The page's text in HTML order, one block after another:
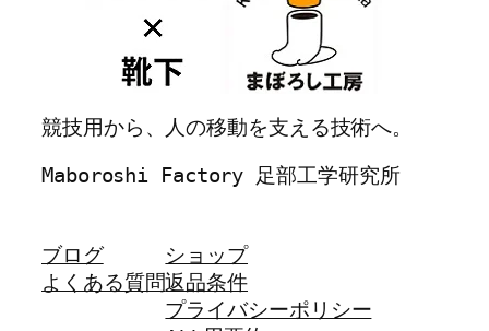
競技用から、人の移動を支える技術へ。
Maboroshi Factory 足部工学研究所
ブログ
よくある質問
ショップ
返品条件
プライバシーポリシー